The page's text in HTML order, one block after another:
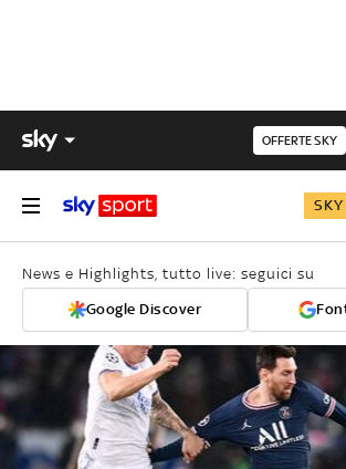
OFFERTE SKY
News e Highlights, tutto live: seguici su
Google Discover